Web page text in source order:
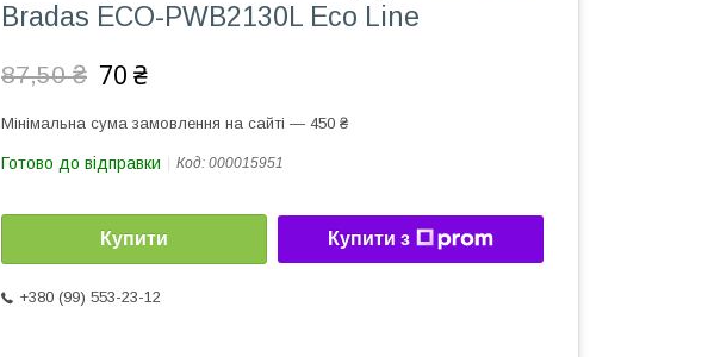
Bradas ECO-PWB2130L Eco Line
87,50 ₴ 70 ₴
Мінімальна сума замовлення на сайті — 450 ₴
Готово до відправки Код: 000015951
Купити Купити з
+380 (99) 553-23-12